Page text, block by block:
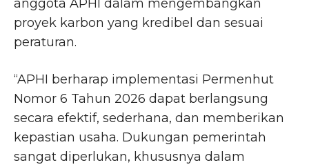
anggota APHI dalam mengembangkan
proyek karbon yang kredibel dan sesuai
peraturan.
“APHI berharap implementasi Permenhut
Nomor 6 Tahun 2026 dapat berlangsung
secara efektif, sederhana, dan memberikan
kepastian usaha. Dukungan pemerintah
sangat diperlukan, khususnya dalam